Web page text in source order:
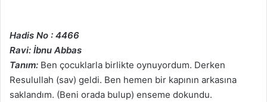
Hadis No : 4466
Ravi: İbnu Abbas
Tanım: Ben çocuklarla birlikte oynuyordum. Derken
Resulullah (sav) geldi. Ben hemen bir kapının arkasına
saklandım. (Beni orada bulup) enseme dokundu.